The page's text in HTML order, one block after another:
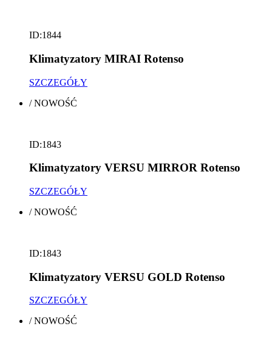
ID:1844
Klimatyzatory MIRAI Rotenso
SZCZEGÓŁY
/NOWOŚĆ
ID:1843
Klimatyzatory VERSU MIRROR Rotenso
SZCZEGÓŁY
/NOWOŚĆ
ID:1843
Klimatyzatory VERSU GOLD Rotenso
SZCZEGÓŁY
/NOWOŚĆ